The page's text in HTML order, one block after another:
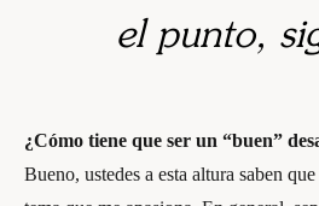
el punto,
¿Cómo tiene que ser un “buen”
Bueno, ustedes a esta altura saben